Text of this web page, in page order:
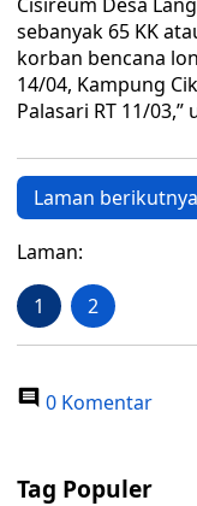
sebanyak 65 KK
korban bencana
14/04, Kampung
Palasari RT 11/03,”
Laman berikutnya
Laman:
1 2
0 Komentar
Tag Populer